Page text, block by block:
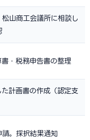
山商工会議所に相談し
・税務申告書の整理
計画書の作成（認定支
。採択結果通知